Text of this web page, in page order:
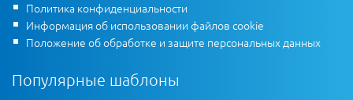
Политика конфиденциальности
Информация об использовании файлов cookie
Положение об обработке и защите персональных данных
Популярные шаблоны